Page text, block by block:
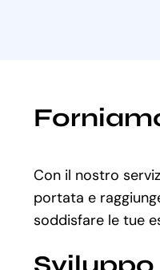
Con il nostro
portata e
soddisfare le tue